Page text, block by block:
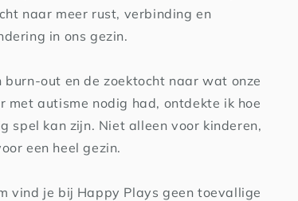
naar meer rust, verbinding en
in ons gezin.
burn-out en de zoektocht naar wat onze
met autisme nodig had, ontdekte ik hoe
spel kan zijn. Niet alleen voor kinderen,
een heel gezin.
vind je bij Happy Plays geen toevallige